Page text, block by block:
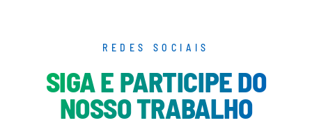
REDES SOCIAIS
SIGA E PARTICIPE DO
NOSSO TRABALHO